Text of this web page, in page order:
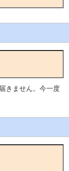
きません。今一度